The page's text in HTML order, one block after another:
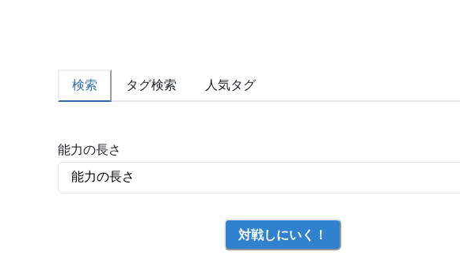
検索 タグ検索 人気タグ
能力の長さ
対戦しにいく！